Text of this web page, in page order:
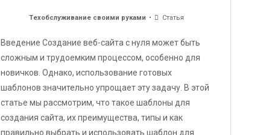
Техобслуживание своими руками Статья
Введение Создание веб-сайта с нуля может быть
сложным и трудоемким процессом, особенно для
новичков. Однако, использование готовых
шаблонов значительно упрощает эту задачу. В этой
статье мы рассмотрим, что такое шаблоны для
создания сайта, их преимущества, типы и как
правильно выбрать и использовать шаблон для